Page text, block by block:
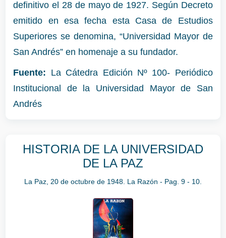
definitivo el 28 de mayo de 1927. Según Decreto
emitido en esa fecha esta Casa de Estudios
Superiores se denomina, “Universidad Mayor de
San Andrés” en homenaje a su fundador.
Fuente: La Cátedra Edición Nº 100- Periódico
Institucional de la Universidad Mayor de San
Andrés
HISTORIA DE LA UNIVERSIDAD
DE LA PAZ
La Paz, 20 de octubre de 1948. La Razón - Pag. 9 - 10.